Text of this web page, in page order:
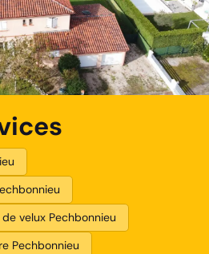
velux Pechbonnieu
Pechbonnieu